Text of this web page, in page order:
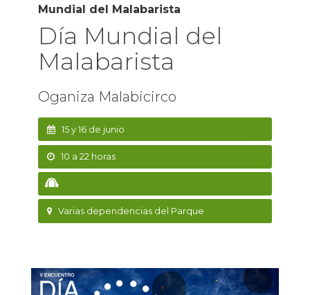
Mundial del Malabarista
Día Mundial del
Malabarista
Oganiza Malabicirco
15 y 16 de junio
10 a 22 horas
Varias dependencias del Parque